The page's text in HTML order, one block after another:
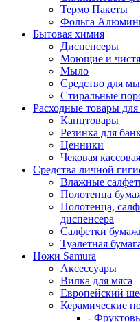
Термо Пакеты
Фольга
Бытовая химия
Диспенсеры
Моющие и
Мыло
Средство для
Стиральные
Расходные товары для
Канцтовары
Резинка для
Ценники
Чековая
Средства личной
Влажные
Полотенца
Полотенца,
диспенсера
Салфетки
Туалетная
Ножи Samura
Аксессуары
Вилка для мяса
Европейский
Керамические
-